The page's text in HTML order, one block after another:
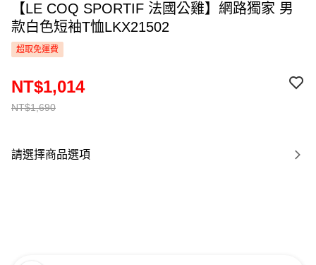
【LE COQ SPORTIF 法國公雞】網路獨家 男
款白色短袖T恤LKX21502
超取免運費
NT$1,690
NT$1,014
請選擇商品選項